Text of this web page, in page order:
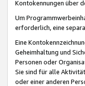
Kontokennungen über
Um
erforderlich, eine
Eine
Geheimhaltung und
Personen oder
Sie sind für alle
oder einer anderen